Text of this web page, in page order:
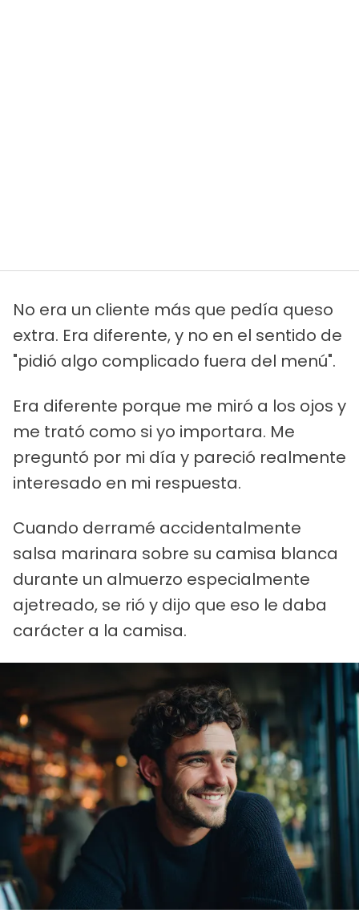
No era un cliente más que pedía queso
extra. Era diferente, y no en el sentido de
"pidió algo complicado fuera del menú".
Era diferente porque me miró a los ojos y
me trató como si yo importara. Me
preguntó por mi día y pareció realmente
interesado en mi respuesta.
Cuando derramé accidentalmente
salsa marinara sobre su camisa blanca
durante un almuerzo especialmente
ajetreado, se rió y dijo que eso le daba
carácter a la camisa.